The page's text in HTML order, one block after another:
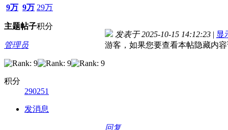
9万
主题
9万
帖子
29万
积分
管理员
积分
290251
发消息
发表于 2025-10-15 14:12:23 | 显
游客，如果您要查看本帖隐藏内
回复